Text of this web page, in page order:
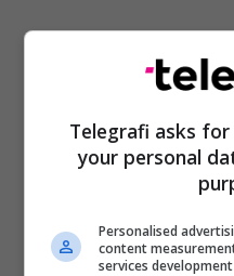
Telegrafi asks
your personal
Personalised
content
services development